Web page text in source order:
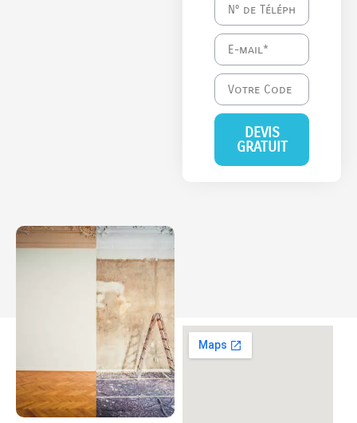
DEVIS
GRATUIT